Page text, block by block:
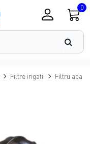
0
Filtre irigatii Filtru apa